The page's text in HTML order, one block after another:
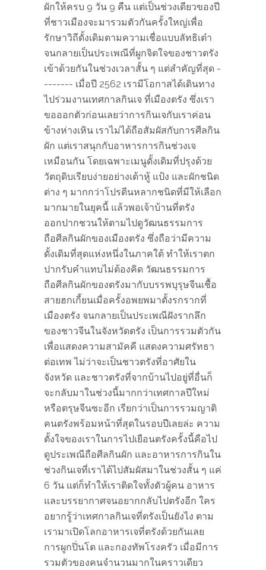
ผักให้ครบ 9 วัน 9 คืน แต่เป็นช่วงเดียวของปี
ที่ชาวเมืองจะมารวมตัวกันครั้งใหญ่เพื่อ
รักษาวิถีดั้งเดิมตามความเชื่อแบบลัทธิเต๋า
จนกลายเป็นประเพณีที่ผูกจิตใจของชาวตรัง
เข้าด้วยกันในช่วงเวลาสั้น ๆ แต่สำคัญที่สุด -
------- เมื่อปี 2562 เรามีโอกาสได้เดินทาง
ไปร่วมงานเทศกาลกินเจ ที่เมืองตรัง ซึ่งเรา
ขอออกตัวก่อนเลยว่าการกินเจกับเราค่อน
ข้างห่างเหิน เราไม่ได้ถือสัมผัสกับการศีลกิน
ผัก แต่เราสนุกกับอาหารการกินช่วงเจ
เหมือนกัน โดยเฉพาะเมนูดั้งเดิมที่ปรุงด้วย
วัตถุดิบเรียบง่ายอย่างเต้าหู้ แป้ง และผักชนิด
ต่าง ๆ มากกว่าโปรตีนหลากชนิดที่มีให้เลือก
มากมายในยุคนี้ แล้วพอเจ้าบ้านที่ตรัง
ออกปากชวนให้ตามไปดูวัฒนธรรมการ
ถือศีลกินผักของเมืองตรัง ซึ่งถือว่ามีความ
ดั้งเดิมที่สุดแห่งหนึ่งในภาคใต้ ทำให้เราตก
ปากรับคำแทบไม่ต้องคิด วัฒนธรรมการ
ถือศีลกินผักของตรังมากับบรรพบุรุษจีนเชื้อ
สายฮกเกี้ยนเมื่อครั้งอพยพมาตั้งรกรากที่
เมืองตรัง จนกลายเป็นประเพณีฝังรากลึก
ของชาวจีนในจังหวัดตรัง เป็นการรวมตัวกัน
เพื่อแสดงความสามัคคี แสดงความศรัทธา
ต่อเทพ ไม่ว่าจะเป็นชาวตรังที่อาศัยใน
จังหวัด และชาวตรังที่จากบ้านไปอยู่ที่อื่นก็
จะกลับมาในช่วงนี้มากกว่าเทศกาลปีใหม่
หรือตรุษจีนซะอีก เรียกว่าเป็นการรวมญาติ
คนตรังพร้อมหน้าที่สุดในรอบปีเลยล่ะ ความ
ตั้งใจของเราในการไปเยือนตรังครั้งนี้คือไป
ดูประเพณีถือศีลกินผัก และอาหารการกินใน
ช่วงกินเจที่เราได้ไปสัมผัสมาในช่วงสั้น ๆ แค่
6 วัน แต่ก็ทำให้เราติดใจทั้งตัวผู้คน อาหาร
และบรรยากาศจนอยากกลับไปตรังอีก ใคร
อยากรู้ว่าเทศกาลกินเจที่ตรังเป็นยังไง ตาม
เรามาเปิดโลกอาหารเจที่ตรังด้วยกันเลย
การผูกปิ่นโต และกองทัพโรงครัว เมื่อมีการ
รวมตัวของคนจำนวนมากในคราวเดียว